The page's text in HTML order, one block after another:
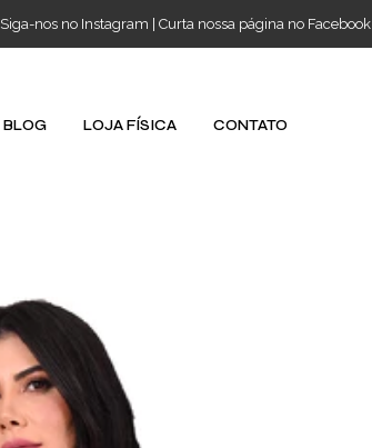
Siga-nos no Instagram |Curta nossa página no Facebook
BLOG LOJA FÍSICA CONTATO